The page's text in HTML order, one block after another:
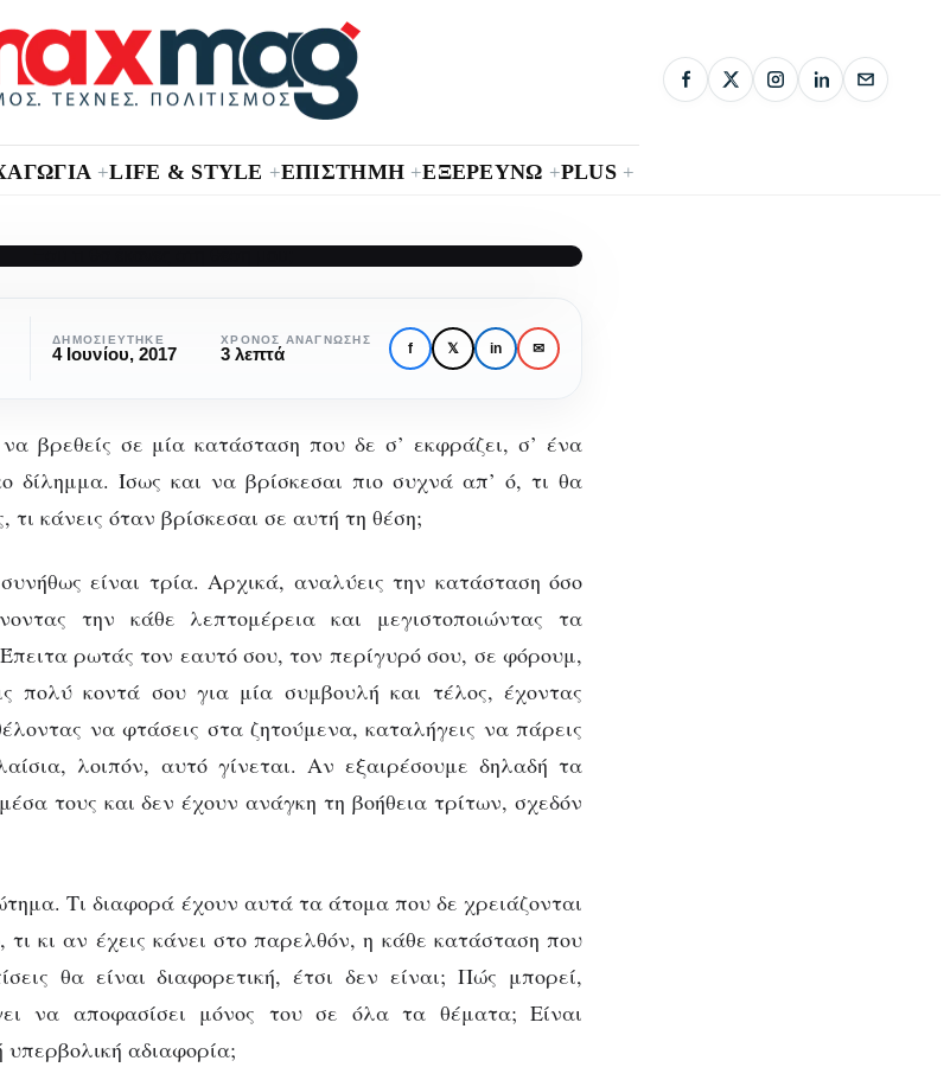
+LIFE & STYLE +ΕΠΙΣΤΗΜΗ +ΕΞΕΡΕΥΝΩ +PLUS +
έκανες στη θέση
μου;
ΔΗΜΟΣΙΕΎΤΗΚΕ
4 Ιουνίου, 2017
ΧΡΌΝΟΣ ΑΝΆΓΝΩΣΗΣ
3 λεπτά f 𝕏 in ✉
βρεθείς σε μία κατάσταση που δε σ’ εκφράζει, σ’ ένα
δίλημμα. Ίσως και να βρίσκεσαι πιο συχνά απ’ ό, τι θα
κάνεις όταν βρίσκεσαι σε αυτή τη θέση;
είναι τρία. Αρχικά, αναλύεις την κατάσταση όσο
την κάθε λεπτομέρεια και μεγιστοποιώντας τα
ρωτάς τον εαυτό σου, τον περίγυρό σου, σε φόρουμ,
πολύ κοντά σου για μία συμβουλή και τέλος, έχοντας
να φτάσεις στα ζητούμενα, καταλήγεις να πάρεις
λοιπόν, αυτό γίνεται. Αν εξαιρέσουμε δηλαδή τα
τους και δεν έχουν ανάγκη τη βοήθεια τρίτων, σχεδόν
Τι διαφορά έχουν αυτά τα άτομα που δε χρειάζονται
τι κι αν έχεις κάνει στο παρελθόν, η κάθε κατάσταση που
θα είναι διαφορετική, έτσι δεν είναι; Πώς μπορεί,
να αποφασίσει μόνος του σε όλα τα θέματα; Είναι
υπερβολική αδιαφορία;